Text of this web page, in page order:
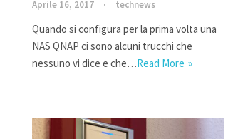
Aprile 16, 2017 technews
Quando si configura per la prima volta una
NAS QNAP ci sono alcuni trucchi che
nessuno vi dice e che…Read More